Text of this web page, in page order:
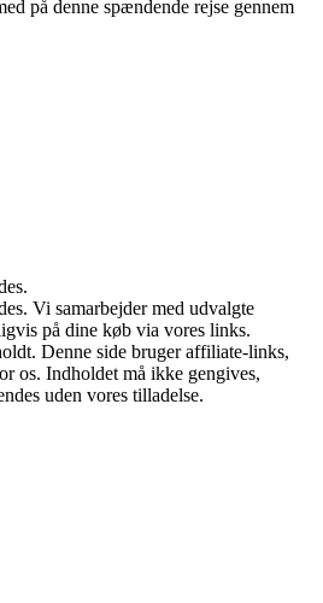
på denne spændende rejse gennem
Vi samarbejder med udvalgte
på dine køb via vores links.
Denne side bruger affiliate-links,
os. Indholdet må ikke gengives,
uden vores tilladelse.